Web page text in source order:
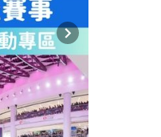
Next slide